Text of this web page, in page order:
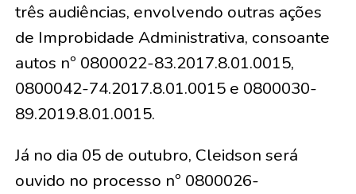
três audiências, envolvendo outras ações
de Improbidade Administrativa, consoante
autos nº 0800022-83.2017.8.01.0015,
0800042-74.2017.8.01.0015 e 0800030-
89.2019.8.01.0015.
Já no dia 05 de outubro, Cleidson será
ouvido no processo nº 0800026-